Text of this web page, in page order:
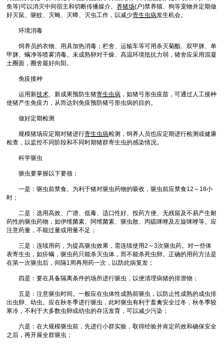
鱼等)可以消灭中间宿主和切断传播媒介。养猪场(户)禁养猫、狗等宠物并定期做
好灭鼠、驱蚊、灭蝇、灭蟑、灭虫工作，以减少寄生虫病发生机会。
环境消毒
饲养员的衣物、用具加热消毒；栏舍、运输车等可用杀灭菊酯、双甲脒、单
甲脒、螨净等喷雾消毒。未成熟卵对干燥、高温环境抵抗力弱，猪舍应采用混凝
土圈面，圈舍最好向阳。
免疫接种
运用新技术 、新成果预防生猪寄生虫病 ，如猪弓形虫疫苗，可通过人工接种
使猪产生免疫力，从而达到免疫预防猪弓形虫病的目的。
做好定期检测
规模猪场应定期对猪进行寄生虫病检测，饲养人员也应定期进行检测或健康
检查，以监控不同阶段和不同时期猪群寄生虫的感染情况。
科学驱虫
驱虫要掌握以下要领：
一是：驱虫前禁食。为利于猪对驱虫药物的吸收，驱虫前应禁食12～18小
时；
二是：选用高效、广谱、低毒、适口性好、投药方便、无残留及不易产生耐
药性的驱虫药物，如伊维菌素、阿维菌素、驱虫散、丙硫咪唑及左旋咪唑等。应
注意药量，不能过量或用量不足；
三是：连续用药，为提高驱虫效果，需连续使用2～3次驱虫药。对一些体
表寄生虫，如疥螨，驱虫药只能杀灭虫体，而不能杀死虫卵。正确的用药方法是
在第一次驱虫后，间隔1周再用药一次，以防此病复发；
四是：要在具备隔离条件的场所进行驱虫，以便清理病猪的排泄物；
五是：注意驱虫时间。一般应在虫体性成熟前驱虫，以防止性成熟的成虫排
出虫卵、幼虫。应在秋冬季进行驱虫，此时驱虫有利于畜禽安全过冬，秋冬季较
寒冷，不利于大多数虫卵或幼虫的存活发育，可以减少污染；
六是：在大规模驱虫前，先进行小群实验，取得经验并肯定药效和确保安全
之后，再开展全群驱虫；